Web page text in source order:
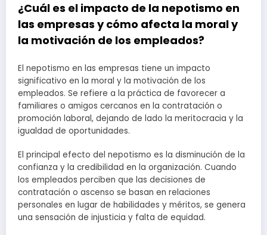
¿Cuál es el impacto de la nepotismo en
las empresas y cómo afecta la moral y
la motivación de los empleados?
El nepotismo en las empresas tiene un impacto
significativo en la moral y la motivación de los
empleados. Se refiere a la práctica de favorecer a
familiares o amigos cercanos en la contratación o
promoción laboral, dejando de lado la meritocracia y la
igualdad de oportunidades.
El principal efecto del nepotismo es la disminución de la
confianza y la credibilidad en la organización. Cuando
los empleados perciben que las decisiones de
contratación o ascenso se basan en relaciones
personales en lugar de habilidades y méritos, se genera
una sensación de injusticia y falta de equidad.